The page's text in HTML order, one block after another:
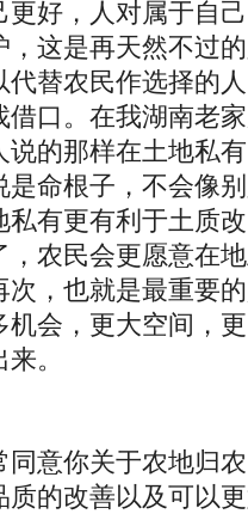
更好，人对属于自
，这是再天然不过
代替农民作选择的
借口。在我湖南老
说的那样在土地私
是命根子，不会像
私有更有利于土质
，农民会更愿意在
次，也就是最重要
机会，更大空间，
。
同意你关于农地归
质的改善以及可以